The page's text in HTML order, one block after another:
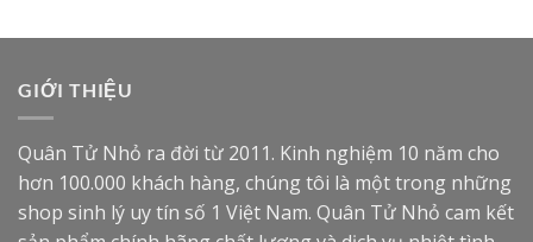
GIỚI THIỆU
Quân Tử Nhỏ ra đời từ 2011. Kinh nghiệm 10 năm cho
hơn 100.000 khách hàng, chúng tôi là một trong những
shop sinh lý uy tín số 1 Việt Nam. Quân Tử Nhỏ cam kết